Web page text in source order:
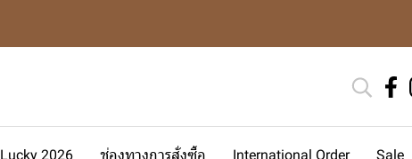
Lucky 2026 ช่องทางการสั่งซื้อ International Order Sale